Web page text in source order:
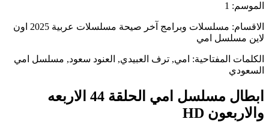
الموسم: 1
الاقسام: مسلسلات وبرامج آخر صيحة مسلسلات عربية 2025 اون
لاين مسلسل امي
الكلمات المفتاحية: امي, ترف العبيدي, العنود سعود, مسلسل امي
السعودي
ابطال مسلسل امي الحلقة 44 الاربعه
والاربعون HD